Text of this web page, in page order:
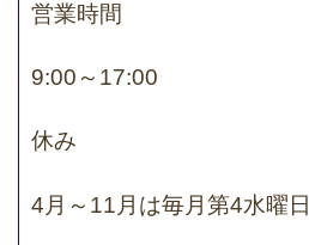
営業時間
9:00～17:00
休み
4月～11月は毎月第4水曜日